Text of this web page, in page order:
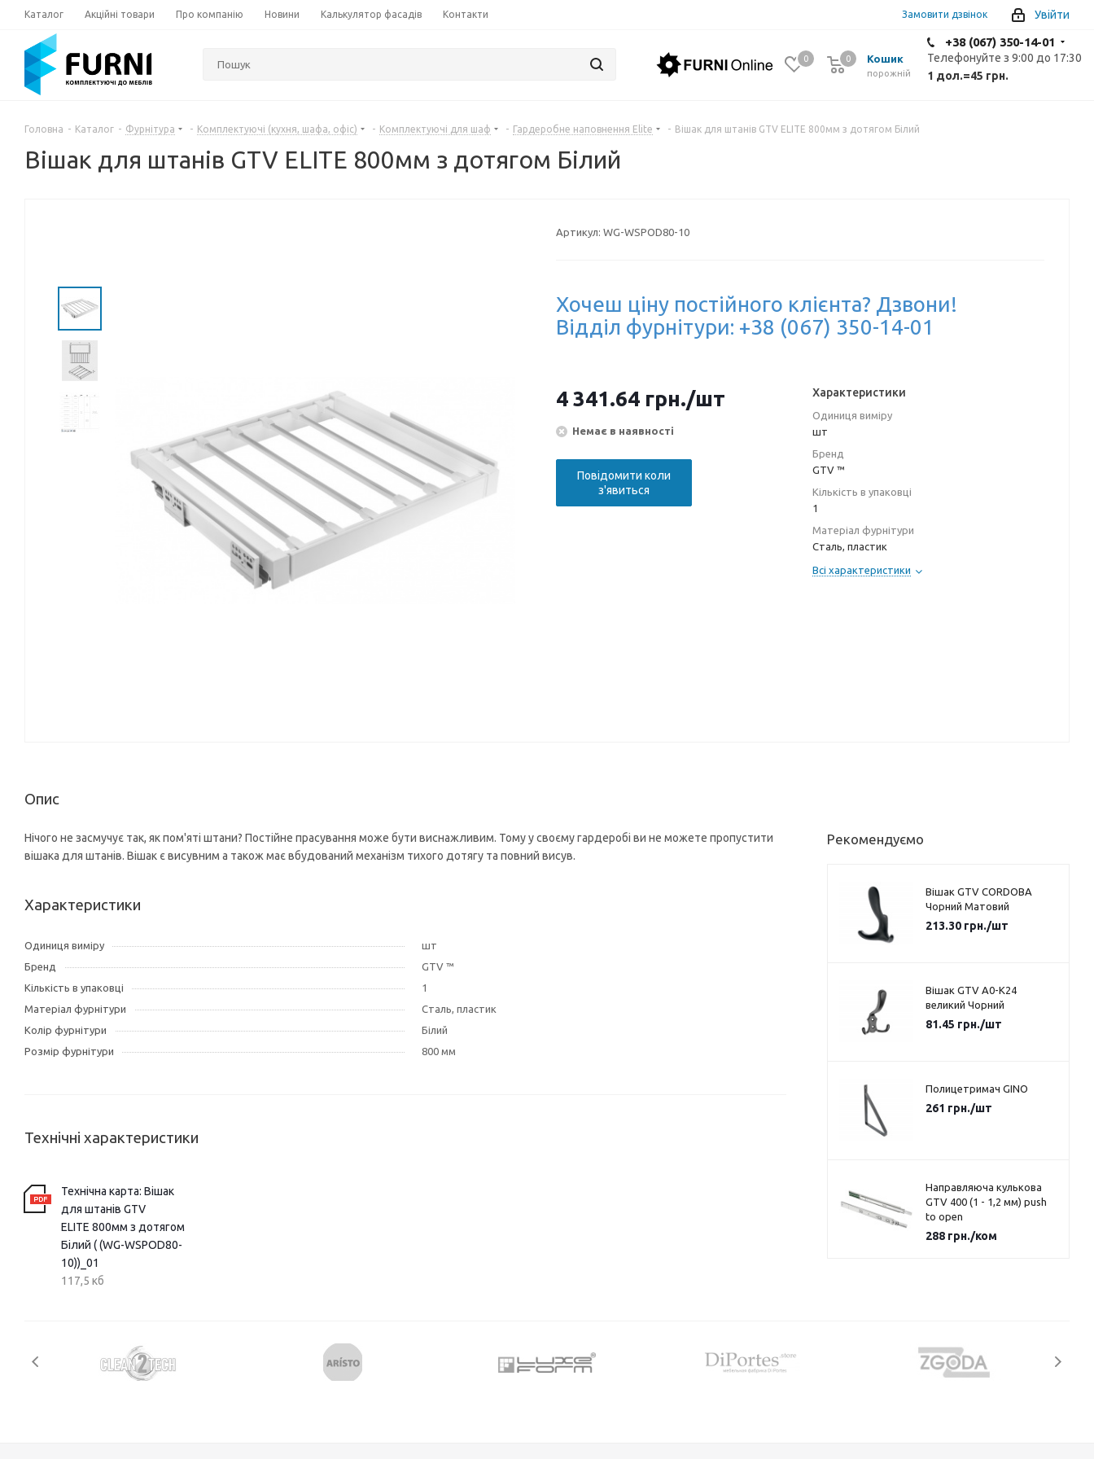
Каталог Акційні товари Про компанію Новини Калькулятор фасадів Контакти Увійти
Замовити дзвінок
+38 (067) 350-14-01
Телефонуйте з 9:00 до 17:30
1 дол.=45 грн.
0 Кошик
0
порожній
0
Головна - Каталог - Фурнітура - Комплектуючі (кухня, шафа, офіс) - Комплектуючі для шаф - Гардеробне наповнення Elite - Вішак для штанів GTV ELITE 800мм з дотягом Білий
Вішак для штанів GTV ELITE 800мм з дотягом Білий
Артикул: WG-WSPOD80-10
Хочеш ціну постійного клієнта? Дзвони!
Відділ фурнітури: +38 (067) 350-14-01
4 341.64 грн./шт
Немає в наявності
Повідомити коли
з'явиться
Характеристики
Одиниця виміру
шт
Бренд
GTV ™
Кількість в упаковці
1
Матеріал фурнітури
Сталь, пластик
Всі характеристики
Опис
Нічого не засмучує так, як пом'яті штани? Постійне прасування може бути виснажливим. Тому у своєму гардеробі ви не можете пропустити
вішака для штанів. Вішак є висувним а також має вбудований механізм тихого дотягу та повний висув.
Характеристики
Одиниця виміру
шт
Бренд
GTV ™
Кількість в упаковці
1
Матеріал фурнітури
Сталь, пластик
Колір фурнітури
Білий
Розмір фурнітури
800 мм
Технічні характеристики
Технічна карта: Вішак
для штанів GTV
ELITE 800мм з дотягом
Білий ( (WG-WSPOD80-
10))_01
117,5 кб
Рекомендуємо
Вішак GTV CORDOBA
Чорний Матовий
213.30грн./шт
Вішак GTV A0-K24
великий Чорний
81.45 грн./шт
Полицетримач GINO
261 грн./шт
Направляюча кулькова
GTV 400 (1 - 1,2 мм) push
to open
288грн./ком